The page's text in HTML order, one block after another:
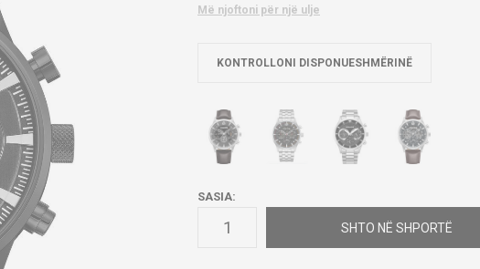
Më njoftoni për një ulje
KONTROLLONI DISPONUESHMËRINË
SASIA:
SHTO NË SHPORTË